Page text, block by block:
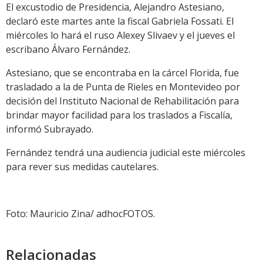
El excustodio de Presidencia, Alejandro Astesiano,
declaró este martes ante la fiscal Gabriela Fossati. El
miércoles lo hará el ruso Alexey Slivaev y el jueves el
escribano Álvaro Fernández.
Astesiano, que se encontraba en la cárcel Florida, fue
trasladado a la de Punta de Rieles en Montevideo por
decisión del Instituto Nacional de Rehabilitación para
brindar mayor facilidad para los traslados a Fiscalía,
informó Subrayado.
Fernández tendrá una audiencia judicial este miércoles
para rever sus medidas cautelares.
Foto: Mauricio Zina/ adhocFOTOS.
Relacionadas